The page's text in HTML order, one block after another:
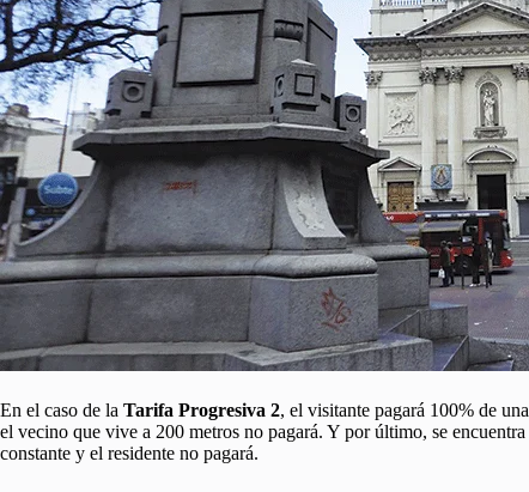
En el caso de la Tarifa Progresiva 2, el visitante pagará 100% de
el vecino que vive a 200 metros no pagará. Y por último, se
constante y el residente no pagará.